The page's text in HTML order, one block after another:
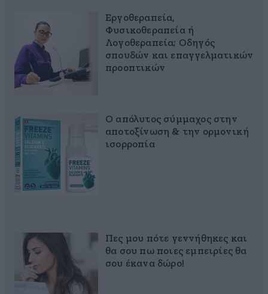
Εργοθεραπεία,
Φυσικοθεραπεία ή
Λογοθεραπεία; Οδηγός
σπουδών και επαγγελματικών
προοπτικών
Ο απόλυτος σύμμαχος στην
αποτοξίνωση & την ορμονική
ισορροπία
Πες μου πότε γεννήθηκες και
θα σου πω ποιες εμπειρίες θα
σου έκανα δώρο!